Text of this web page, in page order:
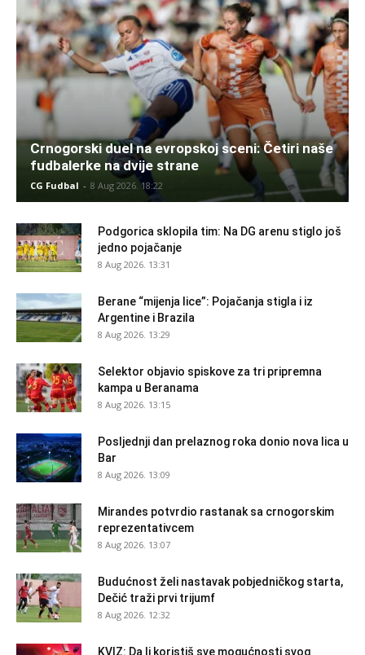
Crnogorski duel na evropskoj sceni: Četiri naše
fudbalerke na dvije strane
CG Fudbal - 8 Aug 2026. 18:22
Podgorica sklopila tim: Na DG arenu stiglo još
jedno pojačanje
8 Aug 2026. 13:31
Berane “mijenja lice”: Pojačanja stigla i iz
Argentine i Brazila
8 Aug 2026. 13:29
Selektor objavio spiskove za tri pripremna
kampa u Beranama
8 Aug 2026. 13:15
Posljednji dan prelaznog roka donio nova lica u
Bar
8 Aug 2026. 13:09
Mirandes potvrdio rastanak sa crnogorskim
reprezentativcem
8 Aug 2026. 13:07
Budućnost želi nastavak pobjedničkog starta,
Dečić traži prvi trijumf
8 Aug 2026. 12:32
KVIZ: Da li koristiš sve mogućnosti svog